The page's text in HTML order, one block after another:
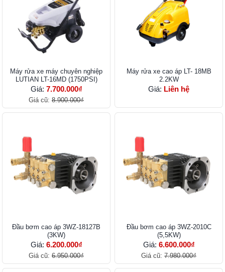
Máy rửa xe máy chuyên nghiệp
LUTIAN LT-16MD (1750PSI)
Giá: 7.700.000₫
Giá cũ: 8.900.000₫
Máy rửa xe cao áp LT- 18MB
2.2KW
Giá: Liên hệ
Đầu bơm cao áp 3WZ-18127B
(3KW)
Giá: 6.200.000₫
Giá cũ: 6.950.000₫
Đầu bơm cao áp 3WZ-2010C
(5,5KW)
Giá: 6.600.000₫
Giá cũ: 7.980.000₫